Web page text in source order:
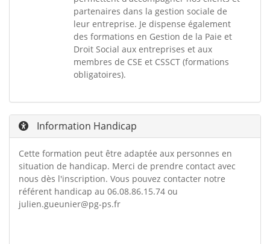
partenaires dans la gestion sociale de
leur entreprise. Je dispense également
des formations en Gestion de la Paie et
Droit Social aux entreprises et aux
membres de CSE et CSSCT (formations
obligatoires).
Information Handicap
Cette formation peut être adaptée aux personnes en
situation de handicap. Merci de prendre contact avec
nous dès l'inscription. Vous pouvez contacter notre
référent handicap au 06.08.86.15.74 ou
julien.gueunier@pg-ps.fr